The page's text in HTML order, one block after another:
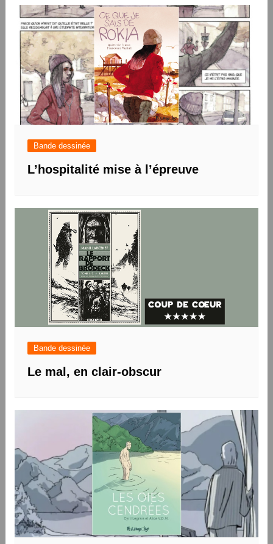
Bande dessinée
L’hospitalité mise à l’épreuve
Bande dessinée
Le mal, en clair-obscur